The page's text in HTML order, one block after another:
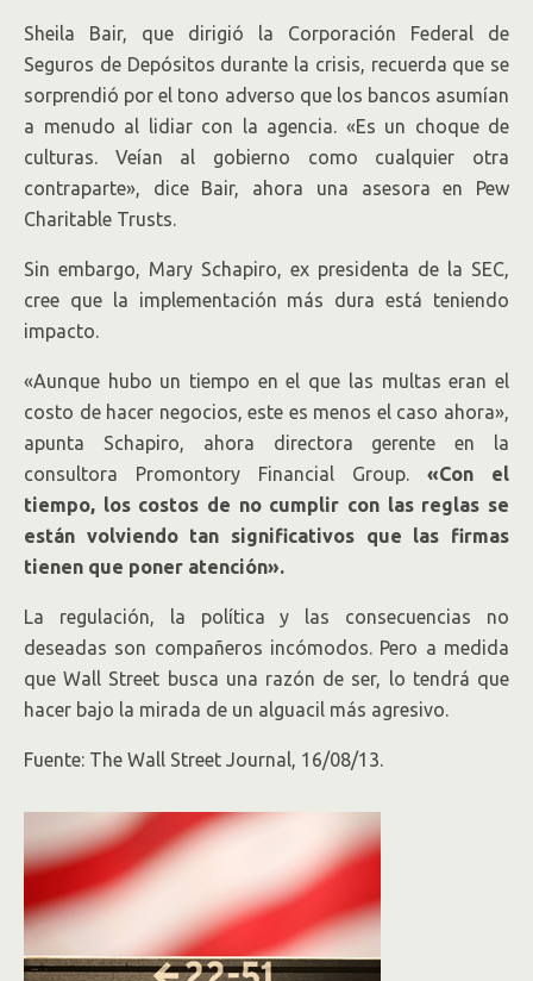
Sheila Bair, que dirigió la Corporación Federal de
Seguros de Depósitos durante la crisis, recuerda que se
sorprendió por el tono adverso que los bancos asumían
a menudo al lidiar con la agencia. «Es un choque de
culturas. Veían al gobierno como cualquier otra
contraparte», dice Bair, ahora una asesora en Pew
Charitable Trusts.
Sin embargo, Mary Schapiro, ex presidenta de la SEC,
cree que la implementación más dura está teniendo
impacto.
«Aunque hubo un tiempo en el que las multas eran el
costo de hacer negocios, este es menos el caso ahora»,
apunta Schapiro, ahora directora gerente en la
consultora Promontory Financial Group. «Con el
tiempo, los costos de no cumplir con las reglas se
están volviendo tan significativos que las firmas
tienen que poner atención».
La regulación, la política y las consecuencias no
deseadas son compañeros incómodos. Pero a medida
que Wall Street busca una razón de ser, lo tendrá que
hacer bajo la mirada de un alguacil más agresivo.
Fuente: The Wall Street Journal, 16/08/13.